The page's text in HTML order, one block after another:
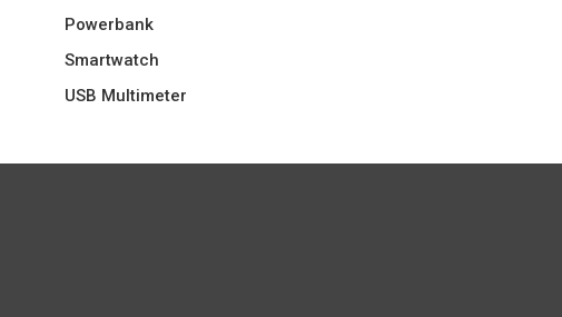
Powerbank
Smartwatch
USB Multimeter